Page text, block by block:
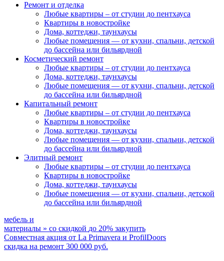
Ремонт и отделка
Любые квартиры – от студии до пентхауса
Квартиры в новостройке
Дома, коттеджи, таунхаусы
Любые помещения — от кухни, спальни, детской
до бассейна или бильярдной
Косметический ремонт
Любые квартиры – от студии до пентхауса
Дома, коттеджи, таунхаусы
Любые помещения — от кухни, спальни, детской
до бассейна или бильярдной
Капитальный ремонт
Любые квартиры – от студии до пентхауса
Квартиры в новостройке
Дома, коттеджи, таунхаусы
Любые помещения — от кухни, спальни, детской
до бассейна или бильярдной
Элитный ремонт
Любые квартиры – от студии до пентхауса
Квартиры в новостройке
Дома, коттеджи, таунхаусы
Любые помещения — от кухни, спальни, детской
до бассейна или бильярдной
мебель и
материалы » со скидкой до 20% закупить
Совместная акция от La Primavera и ProfilDoors
скидка на ремонт 300 000 руб.